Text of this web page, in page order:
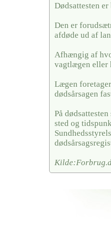
Dødsattesten
Den er
afdøde ud af
Afhængig af
vagtlægen eller
Lægen
dødsårsagen
På
sted og